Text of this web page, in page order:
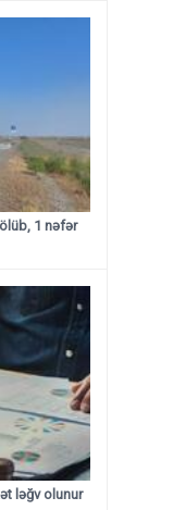
1 nəfər
ləğv olunur